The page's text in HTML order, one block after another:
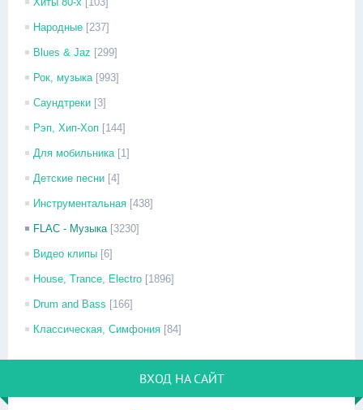
Народные [237]
Blues & Jaz [299]
Рок, музыка [993]
Саундтреки [3]
Рэп, Хип-Хоп [144]
Для мобильника [1]
Детские песни [4]
Инструментальная [438]
FLAC - Музыка [3230]
Видео клипы [6]
House, Trance, Electro [1896]
Drum and Bass [166]
Классическая, Симфония [84]
ВХОД НА САЙТ